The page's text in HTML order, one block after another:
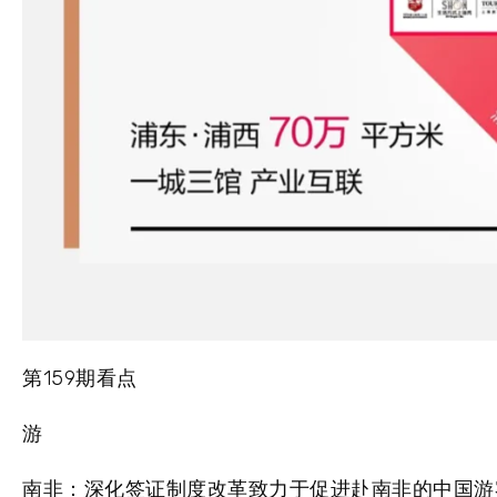
第159期看点
游
南非：深化签证制度改革致力于促进赴南非的中国